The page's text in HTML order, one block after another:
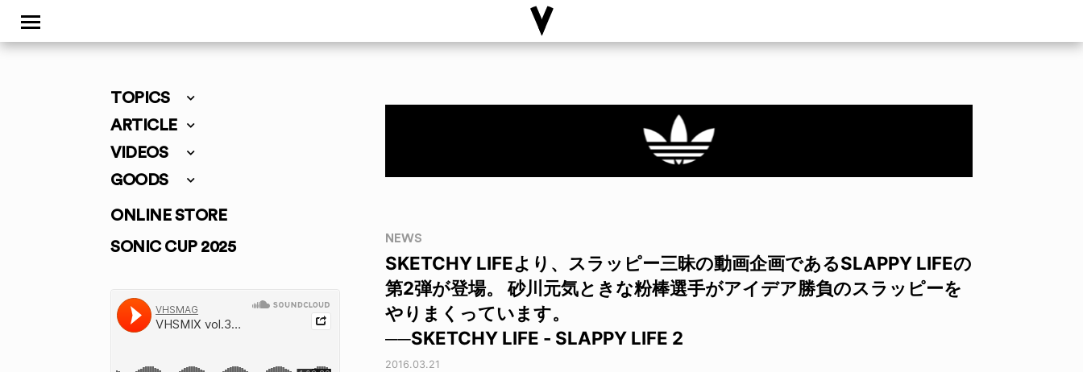
TOPICS
ARTICLE
VIDEOS
GOODS
ONLINE STORE
SONIC CUP 2025
NEWS
SKETCHY LIFEより、スラッピー三昧の動画企画であるSLAPPY LIFEの
第2弾が登場。 砂川元気ときな粉棒選手がアイデア勝負のスラッピーを
やりまくっています。
──SKETCHY LIFE - SLAPPY LIFE 2
2016.03.21